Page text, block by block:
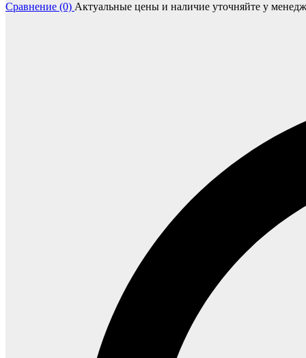
Сравнение (0) Актуальные цены и наличие уточняйте у